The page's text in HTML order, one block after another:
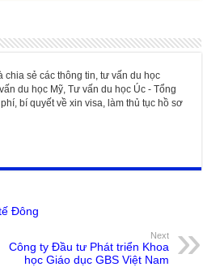
chia sẻ các thông tin, tư vấn du học
du học Mỹ, Tư vấn du học Úc - Tổng
bí quyết về xin visa, làm thủ tục hồ sơ
Đông
Next
Công ty Đầu tư Phát triển Khoa
học Giáo dục GBS Việt Nam